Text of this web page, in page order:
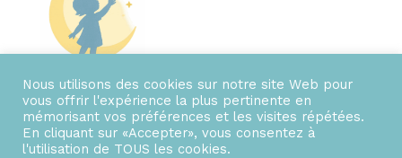
Nous utilisons des cookies sur notre site Web pour
vous offrir l'expérience la plus pertinente en
mémorisant vos préférences et les visites répétées.
En cliquant sur «Accepter», vous consentez à
l'utilisation de TOUS les cookies.